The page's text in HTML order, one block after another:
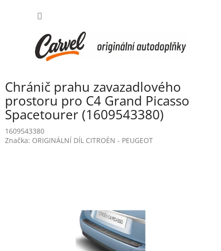
Chránič prahu zavazadlového
prostoru pro C4 Grand Picasso
Spacetourer (1609543380)
1609543380
Značka: ORIGINÁLNÍ DÍL CITROËN - PEUGEOT